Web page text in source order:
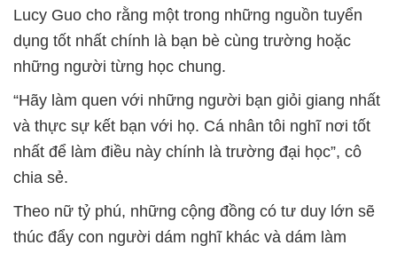
Lucy Guo cho rằng một trong những nguồn tuyển
dụng tốt nhất chính là bạn bè cùng trường hoặc
những người từng học chung.
“Hãy làm quen với những người bạn giỏi giang nhất
và thực sự kết bạn với họ. Cá nhân tôi nghĩ nơi tốt
nhất để làm điều này chính là trường đại học”, cô
chia sẻ.
Theo nữ tỷ phú, những cộng đồng có tư duy lớn sẽ
thúc đẩy con người dám nghĩ khác và dám làm